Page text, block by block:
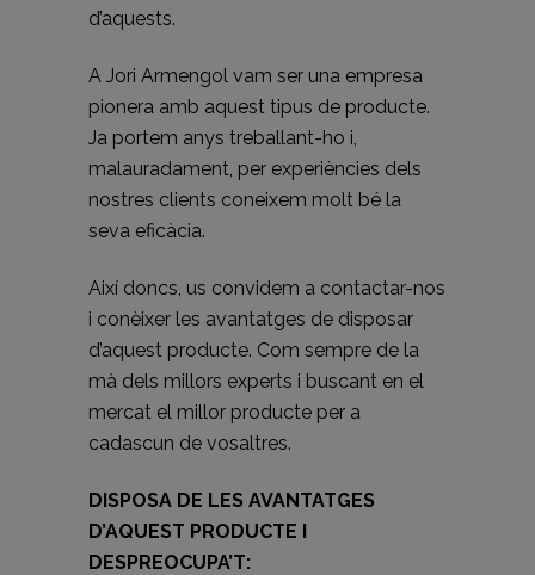
d’aquests.
A Jori Armengol vam ser una empresa
pionera amb aquest tipus de producte.
Ja portem anys treballant-ho i,
malauradament, per experiències dels
nostres clients coneixem molt bé la
seva eficàcia.
Així doncs, us convidem a contactar-nos
i conèixer les avantatges de disposar
d’aquest producte. Com sempre de la
mà dels millors experts i buscant en el
mercat el millor producte per a
cadascun de vosaltres.
DISPOSA DE LES AVANTATGES
D’AQUEST PRODUCTE I
DESPREOCUPA’T: